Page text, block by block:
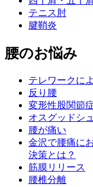
テニス肘
腱鞘炎
腰のお悩み
テレワークに
反り腰
変形性股関節
オスグッドシ
腰が痛い
金沢で腰痛に
決策とは？
筋膜リリース
腰椎分離